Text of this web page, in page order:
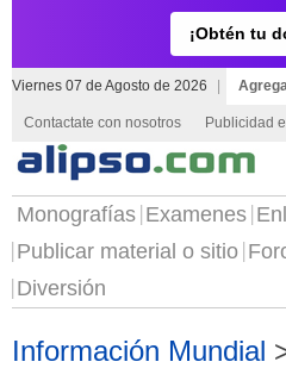
¡Obtén tu
Viernes 07 de Agosto de 2026
Contactate con nosotros Publicidad
Monografías Examenes
Publicar material o sitio
Diversión
Información Mundial